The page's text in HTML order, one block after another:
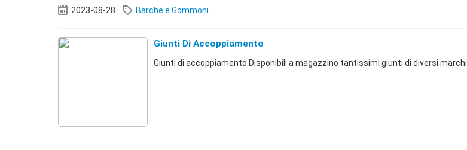
2023-08-28 Barche e Gommoni
Giunti Di Accoppiamento
Giunti di accoppiamento.Disponibili a magazzino tantissimi giunti di diversi marchi.